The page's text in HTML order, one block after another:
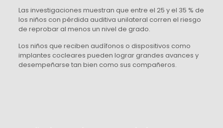
Las investigaciones muestran que entre el 25 y el 35 % de
los niños con pérdida auditiva unilateral corren el riesgo
de reprobar al menos un nivel de grado.
Los niños que reciben audífonos o dispositivos como
implantes cocleares pueden lograr grandes avances y
desempeñarse tan bien como sus compañeros.